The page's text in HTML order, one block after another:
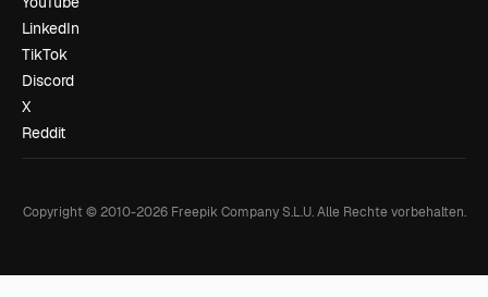
LinkedIn
TikTok
Discord
X
Reddit
Copyright © 2010-2026Freepik Company S.L.U. Alle Rechte vorbehalten.